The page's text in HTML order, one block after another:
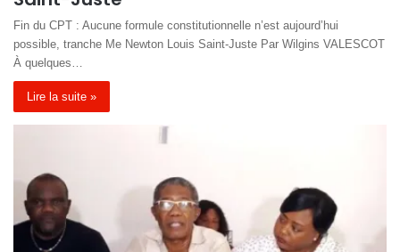
Fin du CPT : Aucune formule constitutionnelle n’est aujourd’hui
possible, tranche Me Newton Louis Saint-Juste Par Wilgins VALESCOT
À quelques…
Lire la suite »